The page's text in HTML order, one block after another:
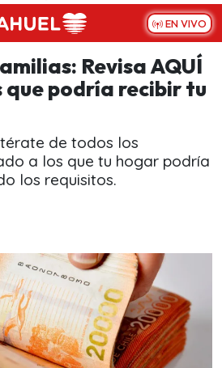
EN VIVO
Revisa AQUÍ
que podría recibir tu
de todos los
a los que tu hogar podría
los requisitos.